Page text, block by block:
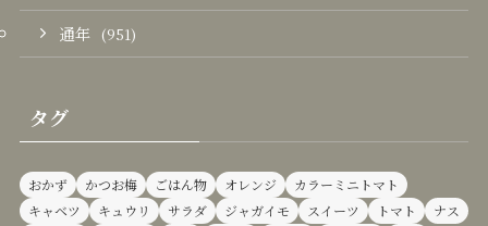
通年 (951)
タグ
おかず かつお梅 ごはん物 オレンジ
カラーミニトマト
キャベツ
キュウリ サラダ ジャガイモ スイーツ トマト
ナス